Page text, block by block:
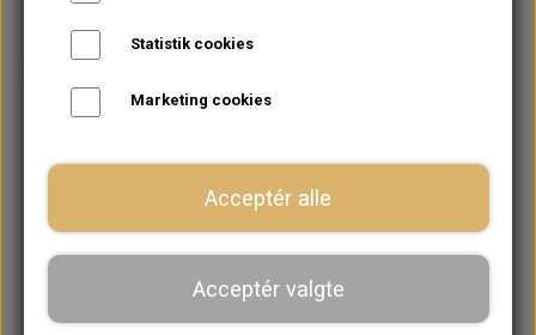
På lager
Torpedoplade, Fuld
Torpedoplade, Fuld
Bredde - Uoriginal
Statistik cookies
Marketing cookies
Acceptér alle
Acceptér valgte